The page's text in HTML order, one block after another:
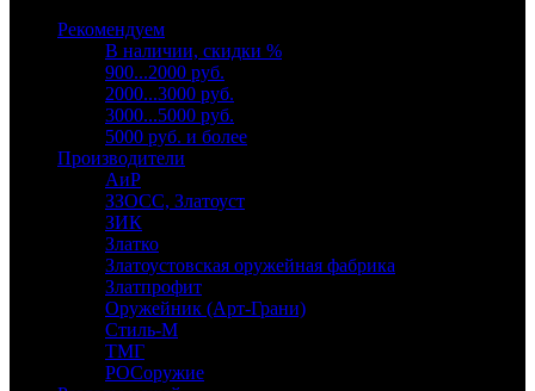
Рекомендуем
В наличии, скидки %
900...2000 руб.
2000...3000 руб.
3000...5000 руб.
5000 руб. и более
Производители
АиР
ЗЗОСС, Златоуст
ЗИК
Златко
Златоустовская оружейная фабрика
Златпрофит
Оружейник (Арт-Грани)
Стиль-М
ТМГ
РОСоружие